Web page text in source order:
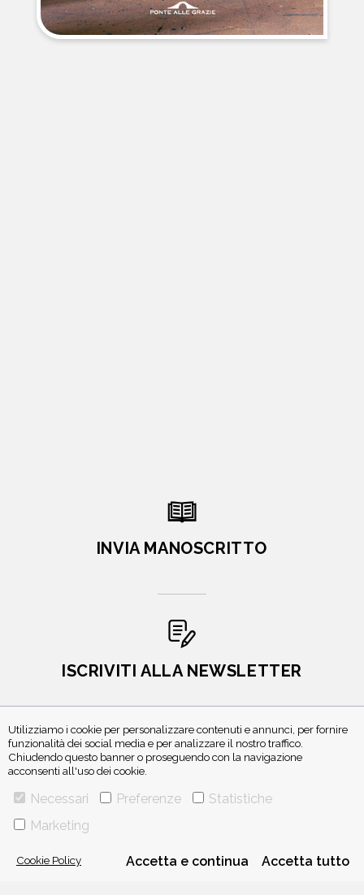
Utilizziamo i cookie per personalizzare contenuti e annunci, per fornire
funzionalità dei social media e per analizzare il nostro traffico.
Chiudendo questo banner o proseguendo con la navigazione
acconsenti all'uso dei cookie.
Necessari Preferenze
Statistiche
Marketing
Cookie Policy Accetta e continua Accetta tutto
INVIA MANOSCRITTO
ISCRIVITI ALLA NEWSLETTER
TELEFONO0234597626- FAX0234597206